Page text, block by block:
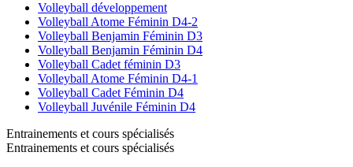
Volleyball développement
Volleyball Atome Féminin D4-2
Volleyball Benjamin Féminin D3
Volleyball Benjamin Féminin D4
Volleyball Cadet féminin D3
Volleyball Atome Féminin D4-1
Volleyball Cadet Féminin D4
Volleyball Juvénile Féminin D4
Entrainements et cours spécialisés
Entrainements et cours spécialisés